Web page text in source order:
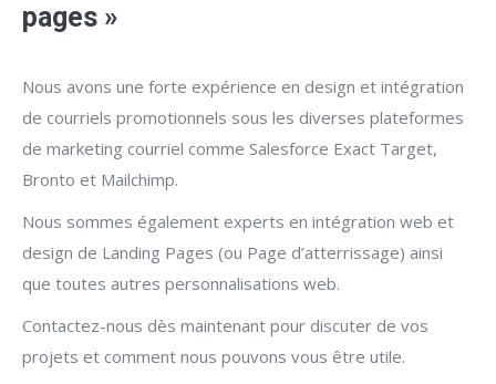
pages »
Nous avons une forte expérience en design et intégration
de courriels promotionnels sous les diverses plateformes
de marketing courriel comme Salesforce Exact Target,
Bronto et Mailchimp.
Nous sommes également experts en intégration web et
design de Landing Pages (ou Page d’atterrissage) ainsi
que toutes autres personnalisations web.
Contactez-nous dès maintenant pour discuter de vos
projets et comment nous pouvons vous être utile.